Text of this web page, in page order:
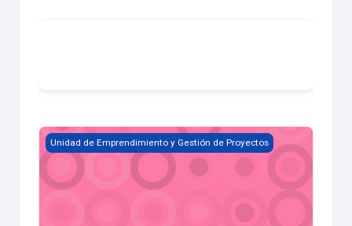
Desarrollo de habilidades para el fortalecimiento de la
Unidad de Emprendimiento y Gestión de Proyectos